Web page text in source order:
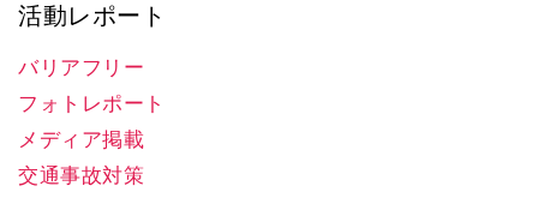
活動レポート
バリアフリー
フォトレポート
メディア掲載
交通事故対策